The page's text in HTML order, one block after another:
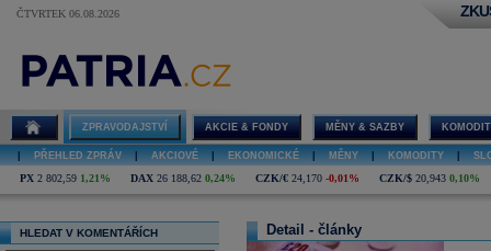
ČTVRTEK 06.08.2026
ZPRAVODAJSTVÍ AKCIE & FONDY MĚNY & SAZBY
PŘEHLED ZPRÁV AKCIOVÉ EKONOMICKÉ MĚNY KOMODITY
PX 2 802,59 1,21% DAX 26 188,62 0,24% CZK/€ 24,170 -0,01% CZK/$ 20,943 0,10%
HLEDAT V KOMENTÁŘÍCH Detail - články